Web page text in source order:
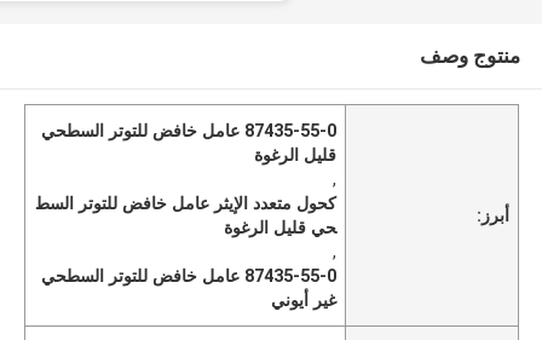
منتوج وصف
أبرز:
87435-55-0 عامل خافض للتوتر السطحي
قليل الرغوة
,
كحول متعدد الإيثر عامل خافض للتوتر السط
حي قليل الرغوة
,
87435-55-0 عامل خافض للتوتر السطحي
غير أيوني